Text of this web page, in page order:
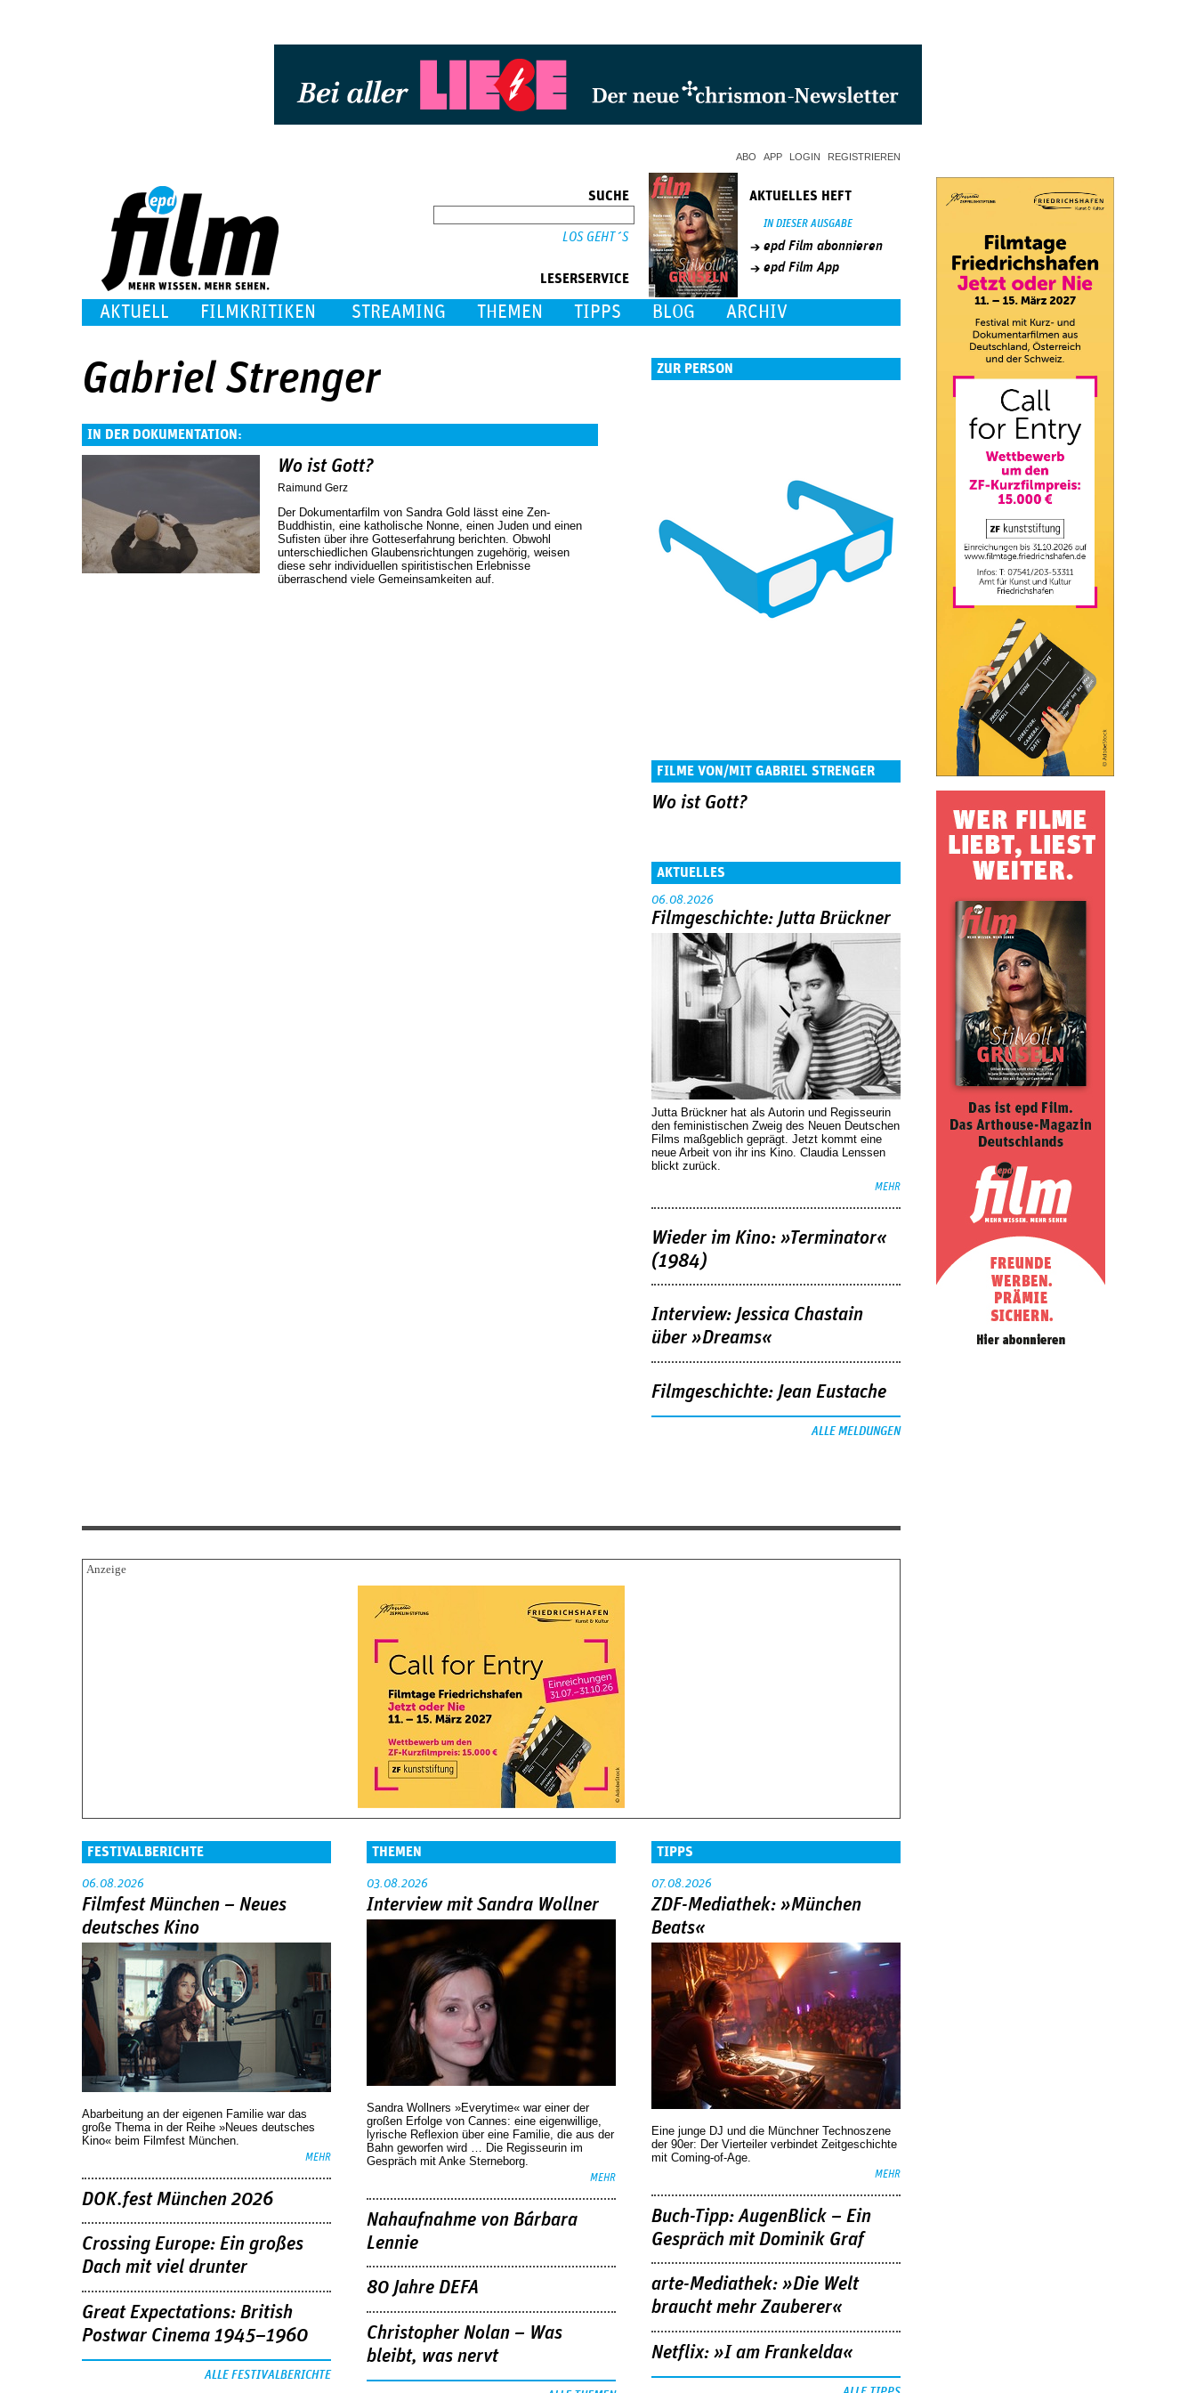
ABO APP LOGIN REGISTRIEREN
SUCHE
LESERSERVICE
AKTUELLES HEFT
IN DIESER AUSGABE
epd Film abonnieren
epd Film App
AKTUELL FILMKRITIKEN STREAMING THEMEN TIPPS BLOG ARCHIV
Gabriel Strenger
IN DER DOKUMENTATION:
Wo ist Gott?
Raimund Gerz
Der Dokumentarfilm von Sandra Gold lässt eine Zen-
Buddhistin, eine katholische Nonne, einen Juden und einen
Sufisten über ihre Gotteserfahrung berichten. Obwohl
unterschiedlichen Glaubensrichtungen zugehörig, weisen
diese sehr individuellen spiritistischen Erlebnisse
überraschend viele Gemeinsamkeiten auf.
ZUR PERSON
FILME VON/MIT GABRIEL STRENGER
Wo ist Gott?
AKTUELLES
06.08.2026
Filmgeschichte: Jutta Brückner
Jutta Brückner hat als Autorin und Regisseurin
den feministischen Zweig des Neuen Deutschen
Films maßgeblich geprägt. Jetzt kommt eine
neue Arbeit von ihr ins Kino. Claudia Lenssen
blickt zurück.
MEHR
Wieder im Kino: »Terminator«
(1984)
Interview: Jessica Chastain
über »Dreams«
Filmgeschichte: Jean Eustache
ALLE MELDUNGEN
FESTIVALBERICHTE
06.08.2026
Filmfest München – Neues
deutsches Kino
Abarbeitung an der eigenen Familie war das
große Thema in der Reihe »Neues deutsches
Kino« beim Filmfest München.
MEHR
DOK.fest München 2026
Crossing Europe: Ein großes
Dach mit viel drunter
Great Expectations: British
Postwar Cinema 1945–1960
ALLE FESTIVALBERICHTE
THEMEN
03.08.2026
Interview mit Sandra Wollner
Sandra Wollners »Everytime« war einer der
großen Erfolge von Cannes: eine eigenwillige,
lyrische Reflexion über eine ­Familie, die aus der
Bahn geworfen wird … Die Regisseurin im
Gespräch mit Anke Sterneborg.
MEHR
Nahaufnahme von Bárbara
Lennie
80 Jahre DEFA
Christopher Nolan – Was
bleibt, was nervt
TIPPS
07.08.2026
ZDF-Mediathek: »München
Beats«
Eine junge DJ und die Münchner Technoszene
der 90er: Der Vierteiler verbindet Zeitgeschichte
mit Coming-of-Age.
MEHR
Buch-Tipp: AugenBlick – Ein
Gespräch mit Dominik Graf
arte-Mediathek: »Die Welt
braucht mehr Zauberer«
Netflix: »I am Frankelda«